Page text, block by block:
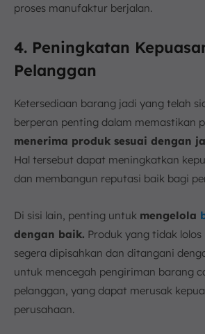
proses manufaktur berjalan.
4. Peningkatan
Pelanggan
Ketersediaan barang jadi yang telah
berperan penting dalam memastikan
menerima produk sesuai dengan
Hal tersebut dapat meningkatkan
dan membangun reputasi baik bagi
Di sisi lain, penting untuk mengelola
dengan baik. Produk yang tidak
segera dipisahkan dan ditangani
untuk mencegah pengiriman barang
pelanggan, yang dapat merusak
perusahaan.